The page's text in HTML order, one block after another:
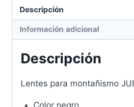
Descripción
Información adicional
Descripción
Lentes para montañismo
Color negro